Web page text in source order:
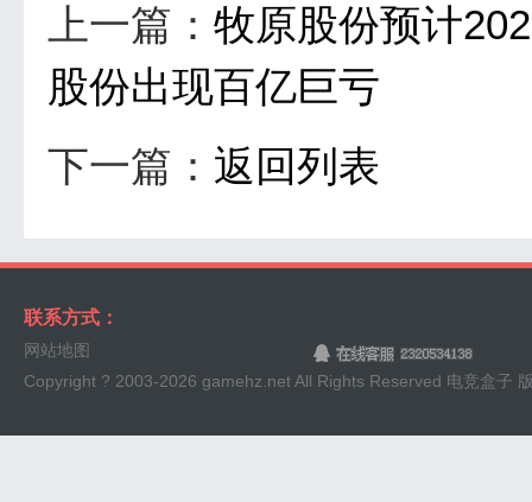
上一篇： 牧原股份预计
股份出现百亿巨亏
下一篇： 返回列表
联系方式：
网站地图
Copyright ? 2003-2026 gamehz.net All Rights Reserved 电竞盒子